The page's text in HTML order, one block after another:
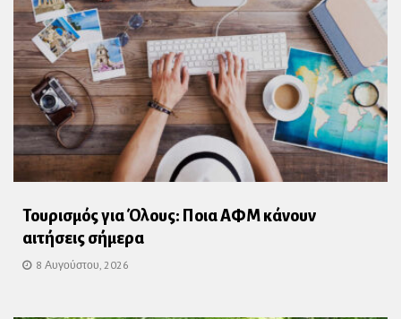
Τουρισμός για Όλους: Ποια ΑΦΜ κάνουν
αιτήσεις σήμερα
8 Αυγούστου, 2026